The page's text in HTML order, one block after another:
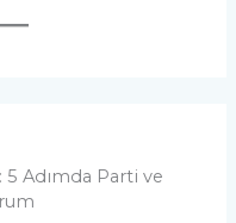
Adımda Parti ve